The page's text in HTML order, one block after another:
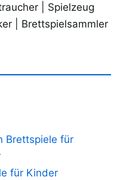
| Spielzeug
| Brettspielsammler
Brettspiele für
für Kinder